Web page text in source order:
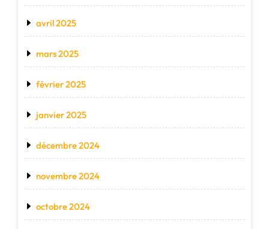
avril 2025
mars 2025
février 2025
janvier 2025
décembre 2024
novembre 2024
octobre 2024